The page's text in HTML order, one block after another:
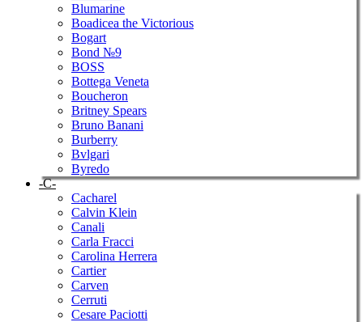
Blumarine
Boadicea the Victorious
Bogart
Bond №9
BOSS
Bottega Veneta
Boucheron
Britney Spears
Bruno Banani
Burberry
Bvlgari
Byredo
-C-
Cacharel
Calvin Klein
Canali
Carla Fracci
Carolina Herrera
Cartier
Carven
Cerruti
Cesare Paciotti